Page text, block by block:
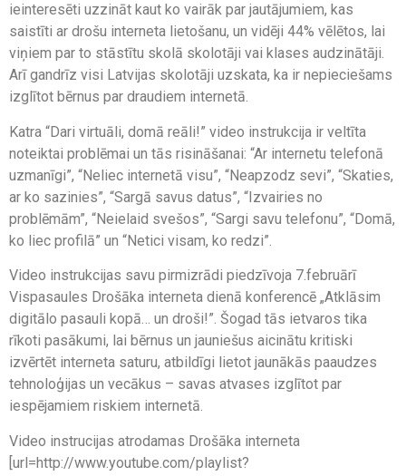
ieinteresēti uzzināt kaut ko vairāk par jautājumiem, kas
saistīti ar drošu interneta lietošanu, un vidēji 44% vēlētos, lai
viņiem par to stāstītu skolā skolotāji vai klases audzinātāji.
Arī gandrīz visi Latvijas skolotāji uzskata, ka ir nepieciešams
izglītot bērnus par draudiem internetā.
Katra “Dari virtuāli, domā reāli!” video instrukcija ir veltīta
noteiktai problēmai un tās risināšanai: “Ar internetu telefonā
uzmanīgi”, “Neliec internetā visu”, “Neapzodz sevi”, “Skaties,
ar ko sazinies”, “Sargā savus datus”, “Izvairies no
problēmām”, “Neielaid svešos”, “Sargi savu telefonu”, “Domā,
ko liec profilā” un “Netici visam, ko redzi”.
Video instrukcijas savu pirmizrādi piedzīvoja 7.februārī
Vispasaules Drošāka interneta dienā konferencē „Atklāsim
digitālo pasauli kopā… un droši!”. Šogad tās ietvaros tika
rīkoti pasākumi, lai bērnus un jauniešus aicinātu kritiski
izvērtēt interneta saturu, atbildīgi lietot jaunākās paaudzes
tehnoloģijas un vecākus – savas atvases izglītot par
iespējamiem riskiem internetā.
Video instrucijas atrodamas Drošāka interneta
[url=http://www.youtube.com/playlist?